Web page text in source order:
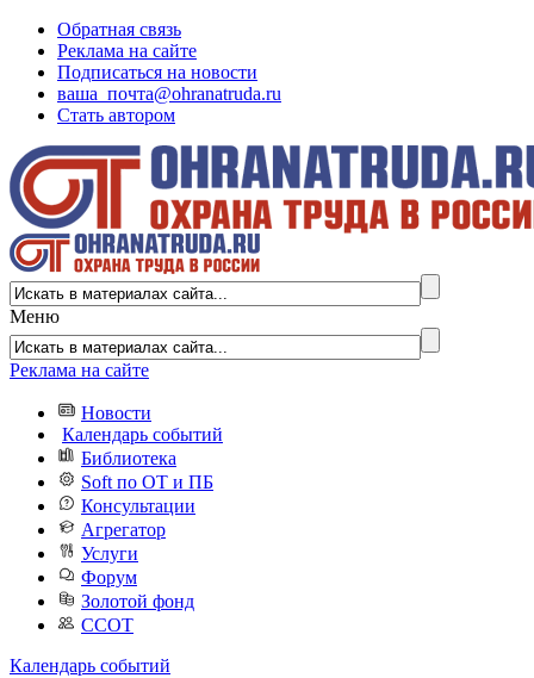
Обратная связь
Реклама на сайте
Подписаться на новости
ваша_почта@ohranatruda.ru
Стать автором
Меню
Реклама на сайте
Новости
Календарь событий
Библиотека
Soft по ОТ и ПБ
Консультации
Агрегатор
Услуги
Форум
Золотой фонд
ССОТ
Календарь событий